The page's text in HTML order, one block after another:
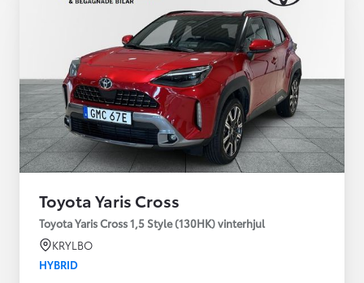
Toyota Yaris Cross
Toyota Yaris Cross 1,5 Style (130HK) vinterhjul
KRYLBO
HYBRID